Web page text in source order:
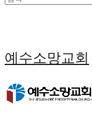
예수소망교회